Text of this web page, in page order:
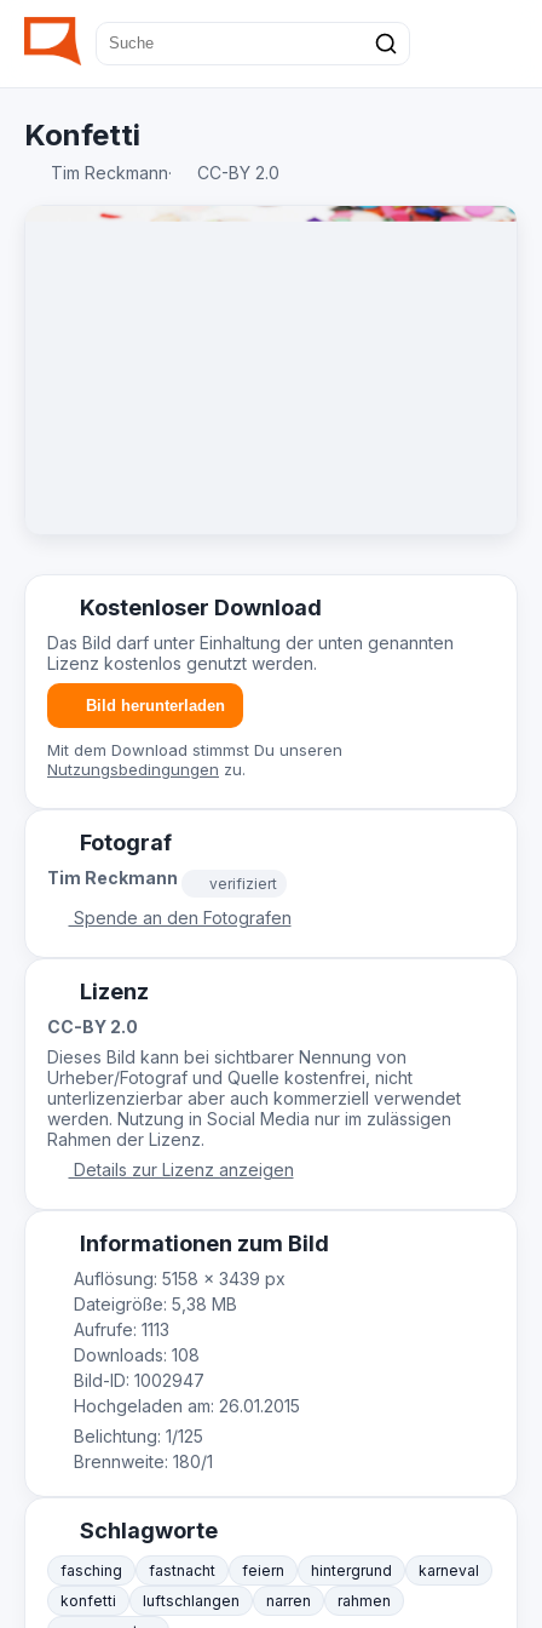
Konfetti
Tim Reckmann· CC-BY 2.0
Kostenloser Download
Das Bild darf unter Einhaltung der unten genannten
Lizenz kostenlos genutzt werden.
Bild herunterladen
Mit dem Download stimmst Du unseren
Nutzungsbedingungen zu.
Fotograf
Tim Reckmann verifiziert
Spende an den Fotografen
Lizenz
CC-BY 2.0
Dieses Bild kann bei sichtbarer Nennung von
Urheber/Fotograf und Quelle kostenfrei, nicht
unterlizenzierbar aber auch kommerziell verwendet
werden. Nutzung in Social Media nur im zulässigen
Rahmen der Lizenz.
Details zur Lizenz anzeigen
Informationen zum Bild
Auflösung: 5158 × 3439 px
Dateigröße: 5,38 MB
Aufrufe: 1113
Downloads: 108
Bild-ID: 1002947
Hochgeladen am: 26.01.2015
Belichtung: 1/125
Brennweite: 180/1
Schlagworte
fasching fastnacht feiern hintergrund
karneval
konfetti
luftschlangen narren
rahmen